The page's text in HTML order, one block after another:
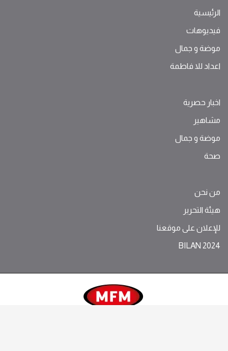
الرئيسية
فيديوهات
موضة ‫و‬ ‫‬‫جمال‬
اعداد للا فاطمة
اخبار حصرية
مشاهير
موضة ‫و‬ ‫‬‫جمال‬
صحة
من نحن
هيئة التحرير
للإعلان على موقعنا
BILAN 2024